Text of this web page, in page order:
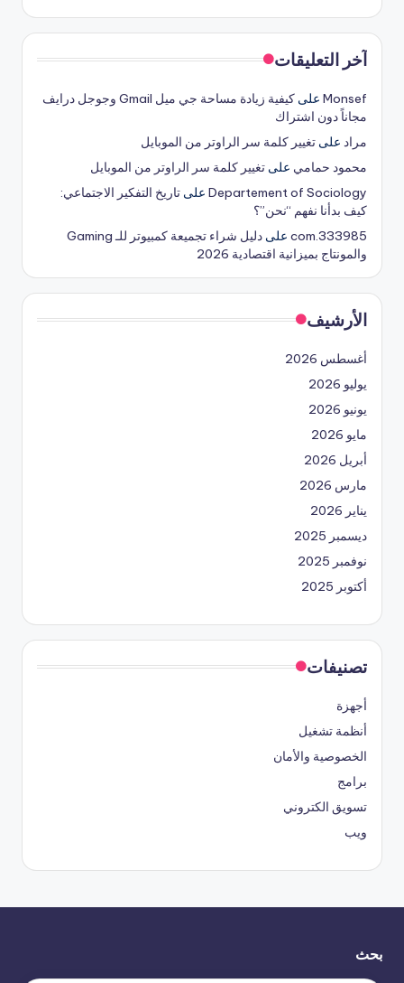
آخر التعليقات
Monsef على
كيفية زيادة مساحة جي ميل Gmail وجوجل درايف
مجاناً دون اشتراك
مراد على تغيير كلمة سر الراوتر من الموبايل
محمود حمامي على تغيير كلمة سر الراوتر من الموبايل
Departement of Sociology على تاريخ التفكير الاجتماعي:
كيف بدأنا نفهم “نحن”؟
333985.com
على
دليل شراء تجميعة كمبيوتر للـ Gaming
والمونتاج بميزانية اقتصادية 2026
الأرشيف
أغسطس 2026
يوليو 2026
يونيو 2026
مايو 2026
أبريل 2026
مارس 2026
يناير 2026
ديسمبر 2025
نوفمبر 2025
أكتوبر 2025
تصنيفات
أجهزة
أنظمة تشغيل
الخصوصية والأمان
برامج
تسويق الكتروني
ويب
بحث